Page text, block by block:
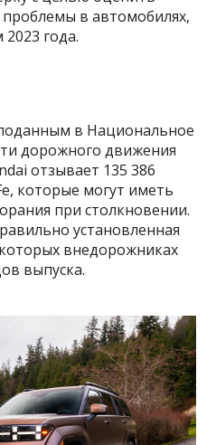
в автомобилях,
года.
в Национальное
дорожного движения
отзывает 135 386
которые могут иметь
при столкновении.
установленная
внедорожниках
выпуска.